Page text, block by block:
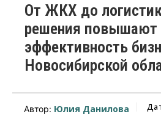
От ЖКХ до
решения повышают
эффективность
Новосибирской
Автор: Юлия Данилова